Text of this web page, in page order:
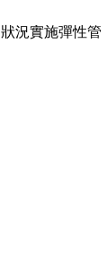
況實施彈性管